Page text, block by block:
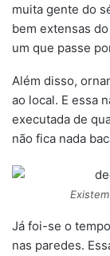
muita gente do
bem extensas
um que passe
Além disso,
ao local. E essa
executada de
não fica nada
Já foi-se o
nas paredes.